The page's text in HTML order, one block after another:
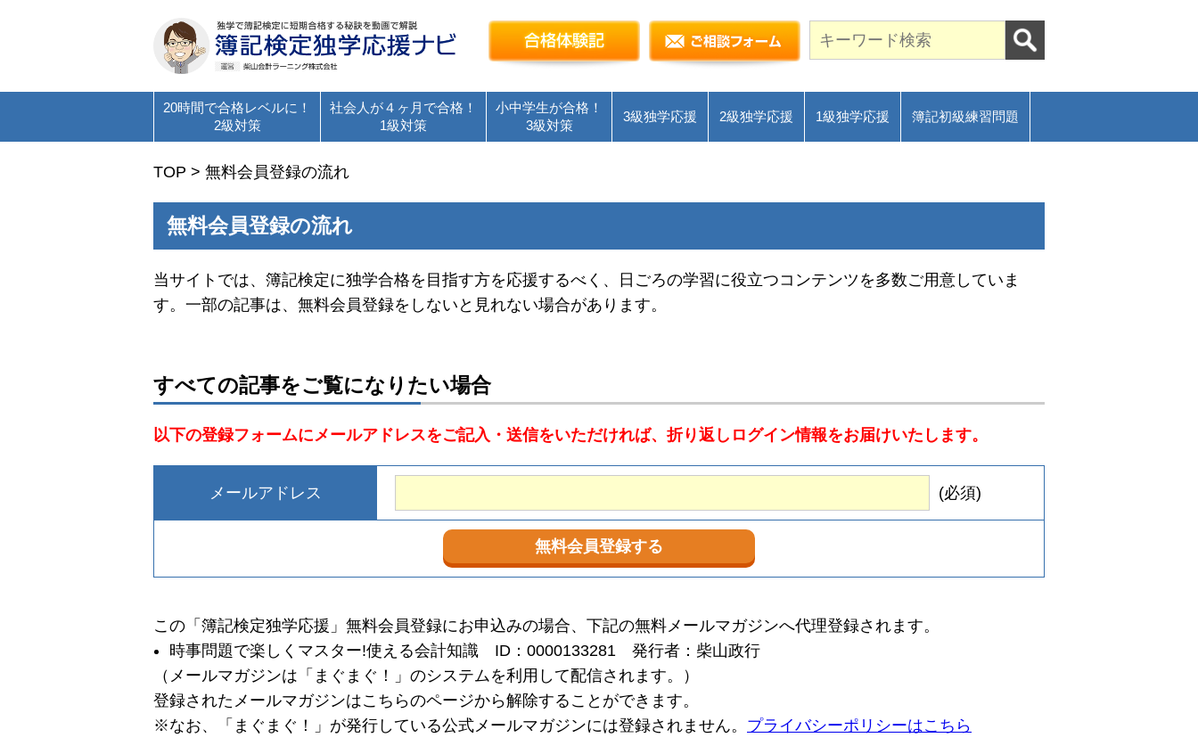
簿記検定独学応援～簿記１級・２級・３級を短期合格に導く通信講座～
合格体験記 ご相談フォーム
20時間で合格レベルに！
2級対策
社会人が４ヶ月で合格！
1級対策
小中学生が合格！
3級対策
3級独学応援 2級独学応援 1級独学応援 簿記初級練習問題
TOP > 無料会員登録の流れ
無料会員登録の流れ
当サイトでは、簿記検定に独学合格を目指す方を応援するべく、日ごろの学習に役立つコンテンツを多数ご用意していま
す。一部の記事は、無料会員登録をしないと見れない場合があります。
すべての記事をご覧になりたい場合
以下の登録フォームにメールアドレスをご記入・送信をいただければ、折り返しログイン情報をお届けいたします。
メールアドレス (必須)
この「簿記検定独学応援」無料会員登録にお申込みの場合、下記の無料メールマガジンへ代理登録されます。
時事問題で楽しくマスター!使える会計知識 ID：0000133281 発行者：柴山政行
（メールマガジンは「まぐまぐ！」のシステムを利用して配信されます。）
登録されたメールマガジンはこちらのページから解除することができます。
※なお、「まぐまぐ！」が発行している公式メールマガジンには登録されません。 プライバシーポリシーはこちら